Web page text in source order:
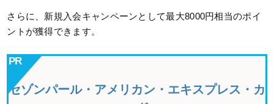
さらに、新規入会キャンペーンとして最大8000円相当のポイ
ントが獲得できます。
セゾンパール・アメリカン・エキスプレス・カ